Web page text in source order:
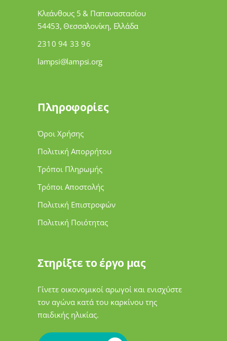
Κλεάνθους 5 & Παπαναστασίου
54453, Θεσσαλονίκη, Ελλάδα
2310 94 33 96
lampsi@lampsi.org
Πληροφορίες
Όροι Χρήσης
Πολιτική Απορρήτου
Τρόποι Πληρωμής
Τρόποι Αποστολής
Πολιτική Επιστροφών
Πολιτική Ποιότητας
Στηρίξτε το έργο μας
Γίνετε οικονομικοί αρωγοί και ενισχύστε
τον αγώνα κατά του καρκίνου της
παιδικής ηλικίας.